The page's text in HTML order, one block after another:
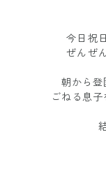
今日祝
ぜんぜ
朝から登
ごねる息